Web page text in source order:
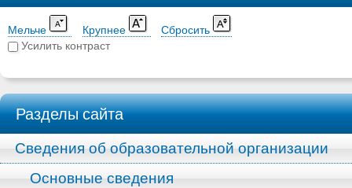
Мельче Крупнее
Сбросить
Усилить контраст
Разделы сайта
Сведения об образовательной организации
Основные сведения